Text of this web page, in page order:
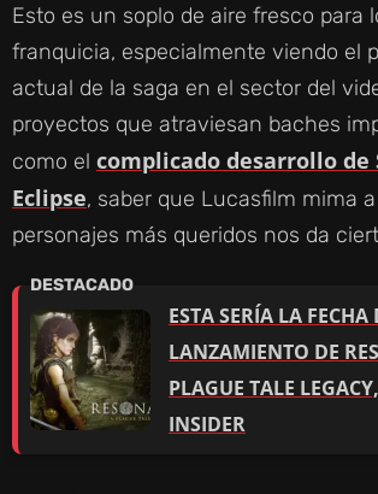
Esto es un soplo de aire fresco para
franquicia, especialmente viendo el
actual de la saga en el sector del
proyectos que atraviesan baches
como el complicado desarrollo de
Eclipse, saber que Lucasfilm mima
personajes más queridos nos da
ESTA SERÍA LA FECHA
LANZAMIENTO DE
PLAGUE TALE
INSIDER